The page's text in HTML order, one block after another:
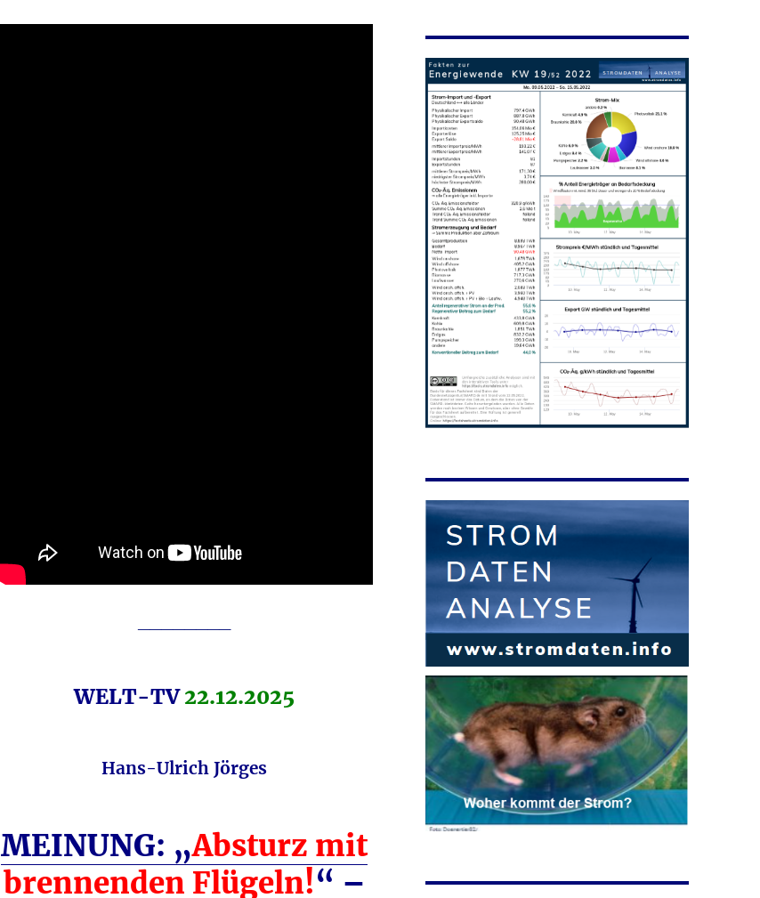
WELT-TV22.12.2025
Hans-Ulrich Jörges
MEINUNG: „Absturz mit
brennenden Flügeln!“ –